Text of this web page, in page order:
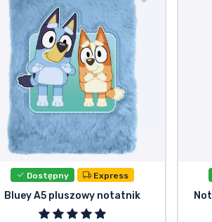
Dostępny Express
Bluey A5 pluszowy notatnik